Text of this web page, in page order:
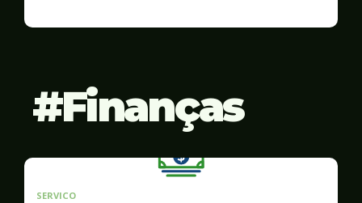
Finanças
SERVICO